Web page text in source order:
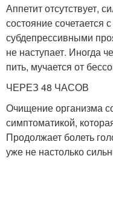
Аппетит отсутствует,
состояние сочетается
субдепрессивными
не наступает. Иногда
пить, мучается от
ЧЕРЕЗ 48 ЧАСОВ
Очищение организма
симптоматикой,
Продолжает болеть
уже не настолько